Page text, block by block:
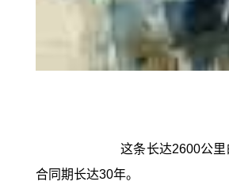
这条长达2600公
合同期长达30年。